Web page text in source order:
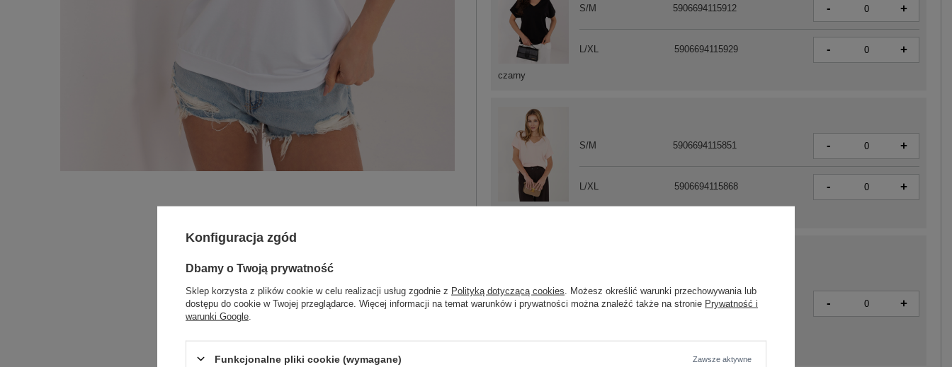
czarny
S/M 5906694115912 - +
L/XL 5906694115929 - +
S/M 5906694115851 - +
L/XL 5906694115868 - +
S/M 5906694115936 - +
Konfiguracja zgód
Dbamy o Twoją prywatność
Sklep korzysta z plików cookie w celu realizacji usług zgodnie z Polityką dotyczącą cookies . Możesz określić warunki przechowywania lub
dostępu do cookie w Twojej przeglądarce. Więcej informacji na temat warunków i prywatności można znaleźć także na stronie Prywatność i
warunki Google
Funkcjonalne pliki cookie (wymagane) Zawsze aktywne